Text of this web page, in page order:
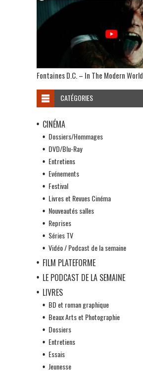
Fontaines D.C. – In The Modern World
CATÉGORIES
CINÉMA
Dossiers/Hommages
DVD/Blu-Ray
Entretiens
Evénements
Festival
Livres et Revues Cinéma
Nouveautés salles
Reprises
Séries TV
Vidéo / Podcast de la semaine
FILM PLATEFORME
LE PODCAST DE LA SEMAINE
LIVRES
BD et roman graphique
Beaux Arts et Photographie
Dossiers
Entretiens
Essais
Jeunesse